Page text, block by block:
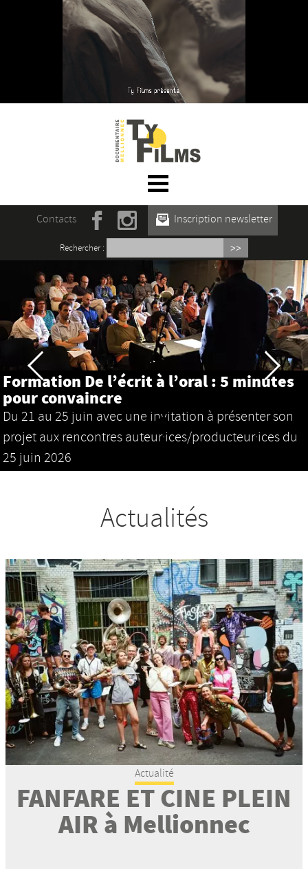
☰ Menu
Accueil
Actualités
L’association
Rencontres du film documentaire de
Mellionnec
Projections
Se former
Maison des Auteur·rices
Nos productions et +
Contacts Inscription newsletter
Rechercher :
Formation De l’écrit à l’oral : 5 minutes
pour convaincre
Du 21 au 25 juin avec une invitation à présenter son
projet aux rencontres auteur·ices/producteur·ices du
25 juin 2026
Actualités
Actualité
FANFARE ET CINE PLEIN
AIR à Mellionnec